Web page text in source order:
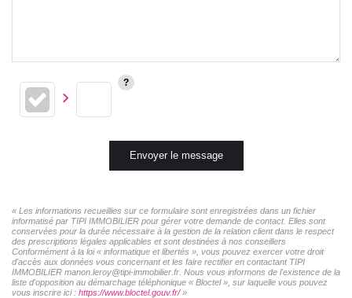
Envoyer le message
« Les informations recueillies sur ce formulaire sont enregistrées dans un fichier
informatisé par TIPI IMMOBILIER pour gérer votre demande de contact. Elles sont
conservées pour la durée nécessaire à la gestion de la relation client dans le respect
des prescriptions légales applicables et sont destinées à nos conseillers
Conformément à la loi « informatique et libertés », vous pouvez exercer votre droit
d'accès aux données vous concernant et les faire rectifier en contactant TIPI
IMMOBILIER manon.leroy@tipi-immobilier.fr. Nous vous informons de l'existence de la
liste d'opposition au démarchage téléphonique « Bloctel », sur laquelle vous pouvez
vous inscrire ici : https://www.bloctel.gouv.fr/»